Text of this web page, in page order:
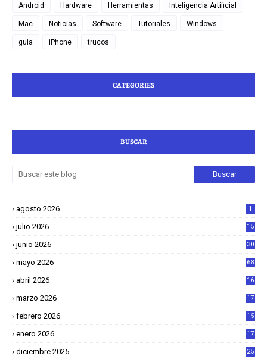
Android Hardware Herramientas Inteligencia Artificial
Mac Noticias Software Tutoriales Windows
guia iPhone trucos
CATEGORIES
BUSCAR
agosto 2026 1
julio 2026 15
junio 2026 30
mayo 2026 68
abril 2026
16
marzo 2026
17
febrero 2026
15
enero 2026
17
diciembre 2025
25